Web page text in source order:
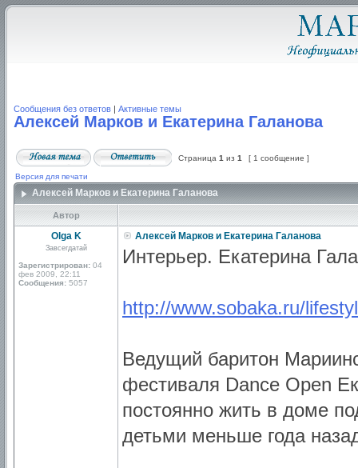
Сообщения без ответов | Активные темы
Алексей Марков и Екатерина Галанова
Страница 1 из 1 [ 1 сообщение ]
Версия для печати
Алексей Марков и Екатерина Галанова
Автор
Olga K
Завсегдатай
Зарегистрирован: 04
фев 2009, 22:11
Сообщения: 5057
Алексей Марков и Екатерина Галанова
Интерьер. Екатерина
http://www.sobaka.ru/
Ведущий баритон
фестиваля Dance Open
постоянно жить в доме
детьми меньше года